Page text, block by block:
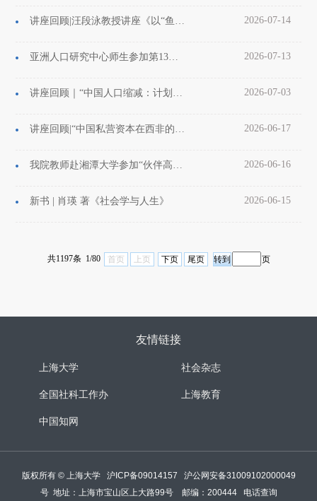
讲座回顾|汪段泳教授讲座《以“鱼”易“渔”：以中刚（金）发展合作为例》顺利举行 2026-07-14
亚洲人口研究中心师生参加第13届国际人口地理大会 2026-07-13
讲座回顾｜“中国人口缩减：计划生育政策、社会变迁与生育率下降” 2026-07-03
讲座回顾|“中国私营资本在西非的国际化进程”讲座纪要 2026-06-17
我院教师赴湘潭大学参加“伙伴高校”合作推进会 2026-06-16
新书 | 肖瑛 著《社会学与人生》 2026-06-15
共1197条 1/80 首页 上页 下页 尾页 页
友情链接
上海大学 社会杂志
全国社科工作办 上海教育
中国知网
版权所有 ©上海大学 沪ICP备09014157
沪公网安备31009102000049
号地址：上海市宝山区上大路99号 邮编：200444 电话查询